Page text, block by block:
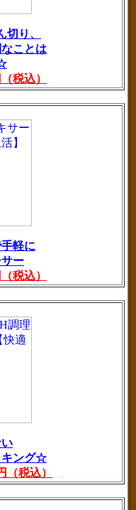
切り、
ことは
税込）
軽に
ー
税込）
キング☆
（税込）